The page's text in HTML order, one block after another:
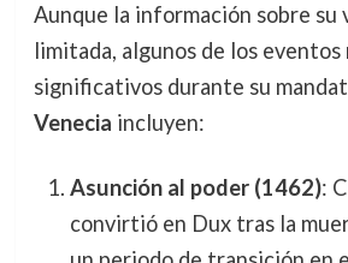
Aunque la información sobre su
limitada, algunos de los eventos
significativos durante su
Venecia incluyen:
Asunción al poder (1462):
convirtió en Dux tras la